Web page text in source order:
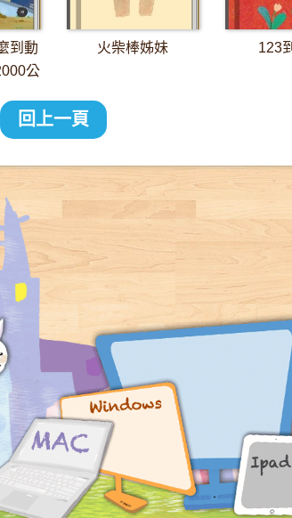
到動
公
火柴棒姊妹 123
回上一頁